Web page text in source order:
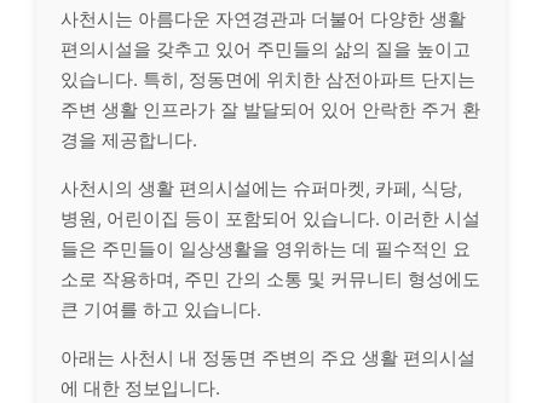
사천시는 아름다운 자연경관과 더불어 다양한 생활
편의시설을 갖추고 있어 주민들의 삶의 질을 높이고
있습니다. 특히, 정동면에 위치한 삼전아파트 단지는
주변 생활 인프라가 잘 발달되어 있어 안락한 주거 환
경을 제공합니다.
사천시의 생활 편의시설에는 슈퍼마켓, 카페, 식당,
병원, 어린이집 등이 포함되어 있습니다. 이러한 시설
들은 주민들이 일상생활을 영위하는 데 필수적인 요
소로 작용하며, 주민 간의 소통 및 커뮤니티 형성에도
큰 기여를 하고 있습니다.
아래는 사천시 내 정동면 주변의 주요 생활 편의시설
에 대한 정보입니다.